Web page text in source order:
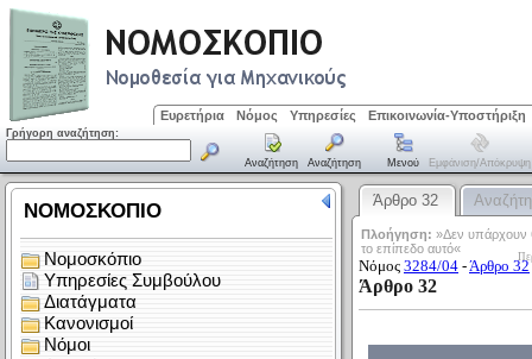
Ευρετήρια Νόμος Υπηρεσίες Επικοινωνία-Υποστήριξη
Γρήγορη αναζήτηση:
Αναζήτηση Αναζήτηση Μενού Εμφάνιση/απόκρυψη
Άρθρο 32